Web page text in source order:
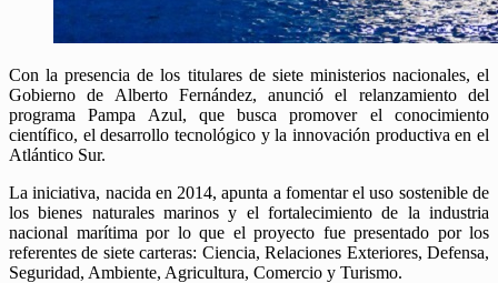
Con la presencia de los titulares de siete ministerios nacionales, el
Gobierno de Alberto Fernández, anunció el relanzamiento del
programa Pampa Azul, que busca promover el conocimiento
científico, el desarrollo tecnológico y la innovación productiva en el
Atlántico Sur.
La iniciativa, nacida en 2014, apunta a fomentar el uso sostenible de
los bienes naturales marinos y el fortalecimiento de la industria
nacional marítima por lo que el proyecto fue presentado por los
referentes de siete carteras: Ciencia, Relaciones Exteriores, Defensa,
Seguridad, Ambiente, Agricultura, Comercio y Turismo.